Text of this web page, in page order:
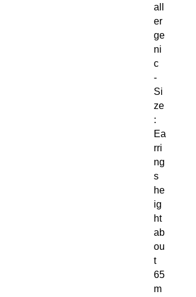
all
er
ge
ni
c
-
Si
ze
:
Ea
rri
ng
s
he
ig
ht
ab
ou
t
65
m